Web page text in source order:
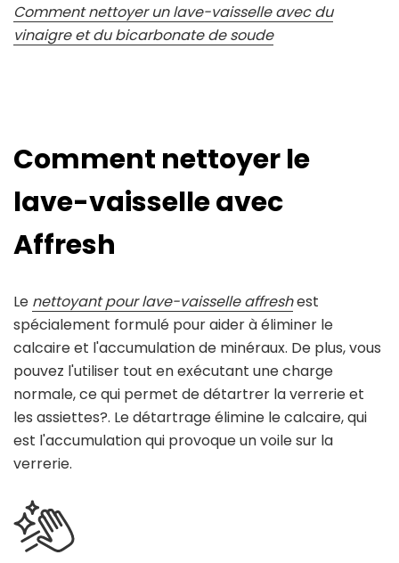
Comment nettoyer un lave-vaisselle avec du
vinaigre et du bicarbonate de soude
Comment nettoyer le
lave-vaisselle avec
Affresh
Le nettoyant pour lave-vaisselle affreshest
spécialement formulé pour aider à éliminer le
calcaire et l'accumulation de minéraux. De plus, vous
pouvez l'utiliser tout en exécutant une charge
normale, ce qui permet de détartrer la verrerie et
les assiettes?. Le détartrage élimine le calcaire, qui
est l'accumulation qui provoque un voile sur la
verrerie.